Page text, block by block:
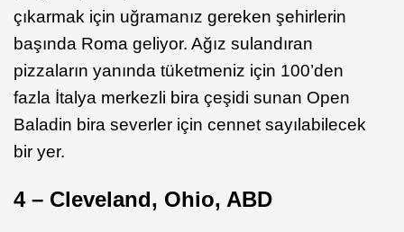
çıkarmak için uğramanız gereken şehirlerin
başında Roma geliyor. Ağız sulandıran
pizzaların yanında tüketmeniz için 100’den
fazla İtalya merkezli bira çeşidi sunan Open
Baladin bira severler için cennet sayılabilecek
bir yer.
4 – Cleveland, Ohio, ABD